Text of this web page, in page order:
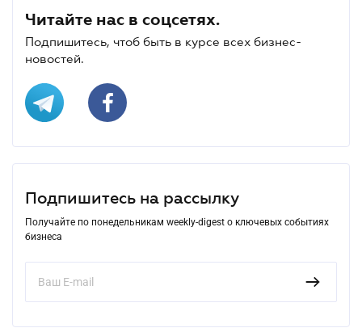
Читайте нас в соцсетях.
Подпишитесь, чтоб быть в курсе всех бизнес-
новостей.
Подпишитесь на рассылку
Получайте по понедельникам weekly-digest о ключевых событиях
бизнеса